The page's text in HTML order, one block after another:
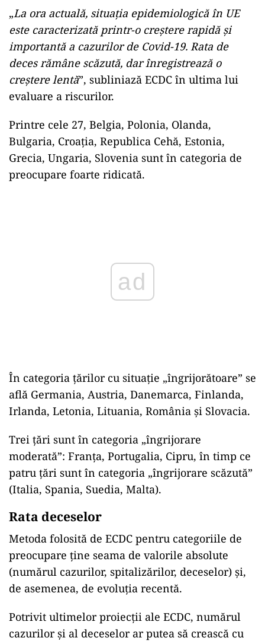
„La ora actuală, situația epidemiologică în UE
este caracterizată printr-o creștere rapidă și
importantă a cazurilor de Covid-19. Rata de
deces rămâne scăzută, dar înregistrează o
creștere lentă”, subliniază ECDC în ultima lui
evaluare a riscurilor.
Printre cele 27, Belgia, Polonia, Olanda,
Bulgaria, Croația, Republica Cehă, Estonia,
Grecia, Ungaria, Slovenia sunt în categoria de
preocupare foarte ridicată.
În categoria țărilor cu situație „îngrijorătoare” se
află Germania, Austria, Danemarca, Finlanda,
Irlanda, Letonia, Lituania, România și Slovacia.
Trei țări sunt în categoria „îngrijorare
moderată”: Franța, Portugalia, Cipru, în timp ce
patru țări sunt în categoria „îngrijorare scăzută”
(Italia, Spania, Suedia, Malta).
Rata deceselor
Metoda folosită de ECDC pentru categoriile de
preocupare ține seama de valorile absolute
(numărul cazurilor, spitalizărilor, deceselor) și,
de asemenea, de evoluția recentă.
Potrivit ultimelor proiecții ale ECDC, numărul
cazurilor și al deceselor ar putea să crească cu